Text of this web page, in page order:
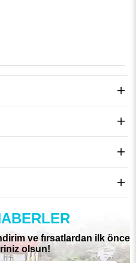
ve fırsatlardan ilk önce
olsun!